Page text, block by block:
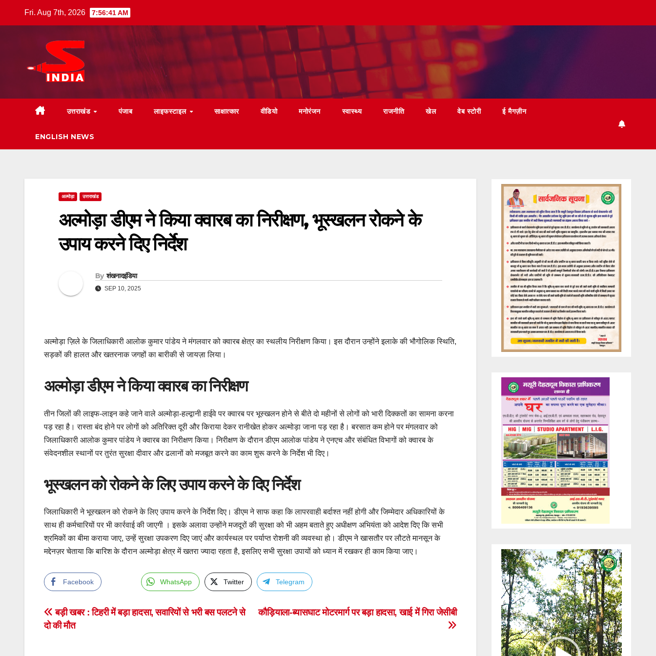
Fri. Aug 7th, 2026 7:56:42 AM
उत्तराखंड पंजाब लाइफस्टाइल साक्षात्कार वीडियो मनोरंजन स्वास्थ्य राजनीति खेल वेब स्टोरी ई मैगज़ीन
ENGLISH NEWS
अल्मोड़ा उत्तराखंड
अल्मोड़ा डीएम ने किया क्वारब का निरीक्षण, भूस्खलन रोकने के
उपाय करने दिए निर्देश
By शंखनादइंडिया
SEP 10, 2025
अल्मोड़ा ज़िले के जिलाधिकारी आलोक कुमार पांडेय ने मंगलवार को क्वारब क्षेत्र का स्थलीय निरीक्षण किया। इस दौरान उन्होंने इलाके की भौगोलिक स्थिति,
सड़कों की हालत और खतरनाक जगहों का बारीकी से जायज़ा लिया।
अल्मोड़ा डीएम ने किया क्वारब का निरीक्षण
तीन जिलों की लाइफ-लाइन कहे जाने वाले अल्मोड़ा-हल्द्वानी हाईवे पर क्वारब पर भूस्खलन होने से बीते दो महीनों से लोगों को भारी दिक्कतों का सामना करना
पड़ रहा है। रास्ता बंद होने पर लोगों को अतिरिक्त दूरी और किराया देकर रानीखेत होकर अल्मोड़ा जाना पड़ रहा है। बरसात कम होने पर मंगलवार को
जिलाधिकारी आलोक कुमार पांडेय ने क्वारब का निरीक्षण किया। निरीक्षण के दौरान डीएम आलोक पांडेय ने एनएच और संबंधित विभागों को क्वारब के
संवेदनशील स्थानों पर तुरंत सुरक्षा दीवार और ढलानों को मजबूत करने का काम शुरू करने के निर्देश भी दिए।
भूस्खलन को रोकने के लिए उपाय करने के दिए निर्देश
जिलाधिकारी ने भूस्खलन को रोकने के लिए उपाय करने के निर्देश दिए। डीएम ने साफ कहा कि लापरवाही बर्दाश्त नहीं होगी और जिम्मेदार अधिकारियों के
साथ ही कर्मचारियों पर भी कार्रवाई की जाएगी । इसके अलावा उन्होंने मजदूरों की सुरक्षा को भी अहम बताते हुए अधीक्षण अभियंता को आदेश दिए कि सभी
श्रमिकों का बीमा कराया जाए, उन्हें सुरक्षा उपकरण दिए जाएं और कार्यस्थल पर पर्याप्त रोशनी की व्यवस्था हो। डीएम ने खासतौर पर लौटते मानसून के
मद्देनज़र चेताया कि बारिश के दौरान अल्मोड़ा क्षेत्र में खतरा ज्यादा रहता है, इसलिए सभी सुरक्षा उपायों को ध्यान में रखकर ही काम किया जाए।
Facebook WhatsApp Twitter Telegram
Post
कौड़ियाला-ब्यासघाट मोटरमार्ग पर बड़ा हादसा, खाई में गिरा जेसीबी
बड़ी खबर : टिहरी में बड़ा हादसा, सवारियों से भरी बस पलटने से
दो की मौत
Video
Player